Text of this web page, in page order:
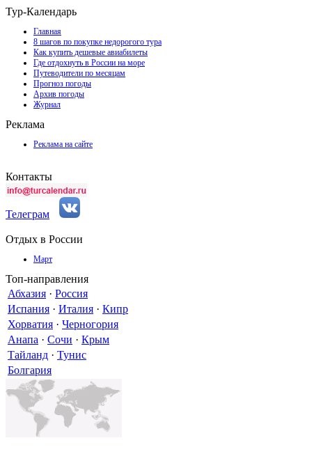
Тур-Календарь
Главная
8 шагов по покупке недорогого тура
Как купить дешевые авиабилеты
Где отдохнуть в России на море
Путеводители по месяцам
Прогноз погоды
Архив погоды
Журнал
Реклама
Реклама на сайте
Контакты
Телеграм
Отдых в России
Март
Топ-направления
Абхазия · Россия
Испания · Италия · Кипр
Хорватия · Черногория
Анапа · Сочи · Крым
Тайланд · Тунис
Болгария